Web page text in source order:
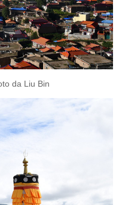
da Liu Bin